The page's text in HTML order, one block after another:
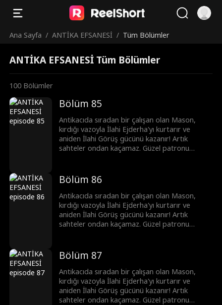
Ana Sayfa / ANTİKA EFSANESİ / Tüm Bölümler
ANTİKA EFSANESİ Tüm Bölümler
100 Bölümler
Bölüm 85
Antikacıda sıradan bir çalışan olan Mason,
kırdığı vazoyla İlahi Ejderha'yı kurtarır ve
aniden İlahi Görüş gücünü kazanır! Artık
sahteler ondan kaçamaz. Güzel patronu
sıraya girer. Mason hızla yükselip şöhrete
kavuşur...
Bölüm 86
Antikacıda sıradan bir çalışan olan Mason,
kırdığı vazoyla İlahi Ejderha'yı kurtarır ve
aniden İlahi Görüş gücünü kazanır! Artık
sahteler ondan kaçamaz. Güzel patronu
sıraya girer. Mason hızla yükselip şöhrete
kavuşur...
Bölüm 87
Antikacıda sıradan bir çalışan olan Mason,
kırdığı vazoyla İlahi Ejderha'yı kurtarır ve
aniden İlahi Görüş gücünü kazanır! Artık
sahteler ondan kaçamaz. Güzel patronu